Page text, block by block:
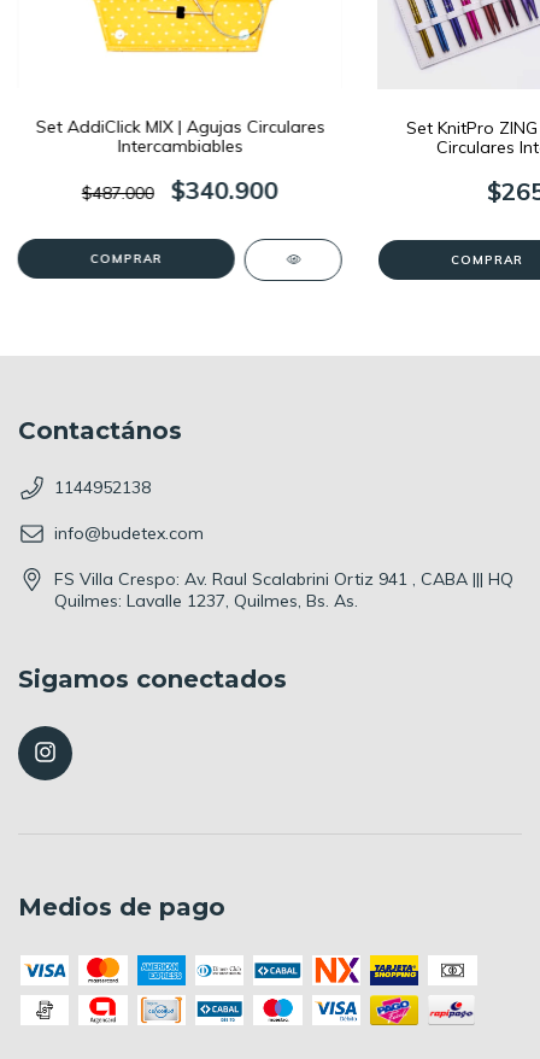
Set AddiClick MIX | Agujas Circulares
Intercambiables
$487.000 $340.900
Set KnitPro
Circulares
Contactános
1144952138
info@budetex.com
FS Villa Crespo: Av. Raul Scalabrini Ortiz 941 , CABA ||| HQ
Quilmes: Lavalle 1237, Quilmes, Bs. As.
Sigamos conectados
Medios de pago